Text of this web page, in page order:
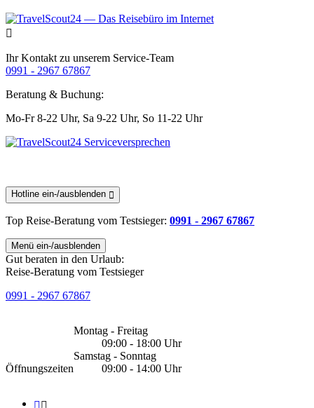
Ihr Kontakt zu unserem Service-Team
0991 - 2967 67867
Beratung & Buchung:
Mo-Fr 8-22 Uhr, Sa 9-22 Uhr, So 11-22 Uhr
Hotline ein-/ausblenden
Top Reise-Beratung vom Testsieger: 0991 - 2967 67867
Menü ein-/ausblenden
Gut beraten in den Urlaub:
Reise-Beratung vom Testsieger
0991 - 2967 67867
Öffnungszeiten
Montag - Freitag
09:00 - 18:00 Uhr
Samstag - Sonntag
09:00 - 14:00 Uhr